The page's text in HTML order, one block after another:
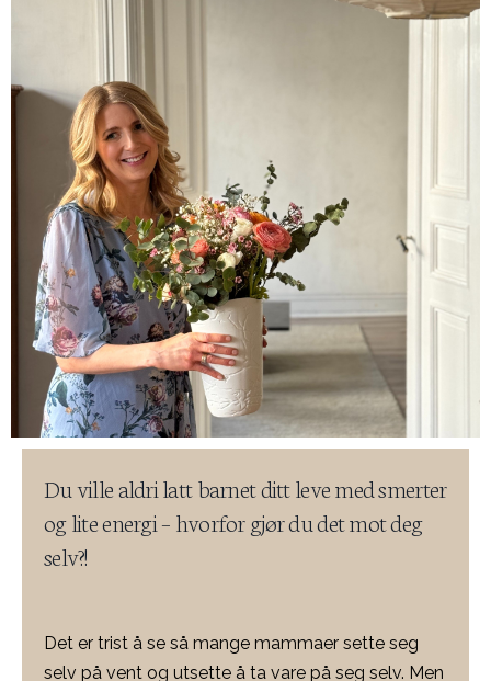
Du ville aldri latt barnet ditt leve med smerter
og lite energi – hvorfor gjør du det mot deg
selv?!
Det er trist å se så mange mammaer sette seg
selv på vent og utsette å ta vare på seg selv. Men